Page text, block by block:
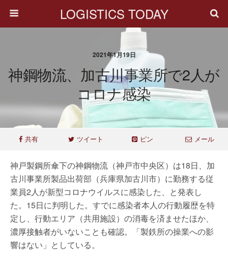
LOGISTICS TODAY
2021年1月19日
神鋼物流、加古川事業所で2人が
コロナ感染
共有 ツイート ピン メール
神戸製鋼所傘下の神鋼物流（神戸市中央区）は18日、加
古川事業所製品出荷部（兵庫県加古川市）に勤務する従
業員2人が新型コロナウイルスに感染した、と発表し
た。15日に判明した。すでに感染者本人の行動履歴を特
定し、行動エリア（共用施設）の消毒を済ませたほか、
濃厚接触者がいないことも確認。「製鉄所の操業への影
響はない」としている。